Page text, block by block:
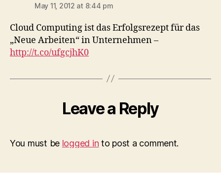
May 11, 2012 at 8:44 pm
Cloud Computing ist das Erfolgsrezept für das
„Neue Arbeiten“ in Unternehmen –
http://t.co/ufgcjhK0
Leave a Reply
You must be logged in to post a comment.